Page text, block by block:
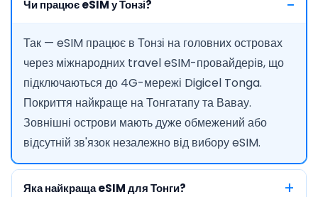
Чи працює eSIM у Тонзі?
Так — eSIM працює в Тонзі на головних островах
через міжнародних travel eSIM-провайдерів, що
підключаються до 4G-мережі Digicel Tonga.
Покриття найкраще на Тонгатапу та Вавау.
Зовнішні острови мають дуже обмежений або
відсутній зв'язок незалежно від вибору eSIM.
Яка найкраща eSIM для Тонги?